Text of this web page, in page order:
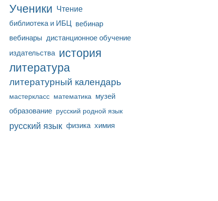
Ученики Чтение
библиотека и ИБЦ вебинар
вебинары дистанционное обучение
издательства история
литература
литературный календарь
мастеркласс математика музей
образование русский родной язык
русский язык физика химия